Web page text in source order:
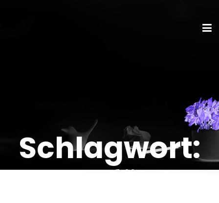
Schlagwort:
Kulturförder